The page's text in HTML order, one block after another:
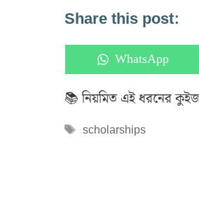
Share this post:
Share
on
WhatsApp
📚 নিয়মিত এই ধরনের
Tags
scholarships